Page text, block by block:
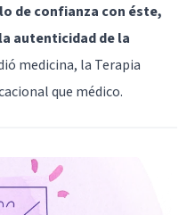
de confianza con éste,
autenticidad de la
medicina, la Terapia
que médico.